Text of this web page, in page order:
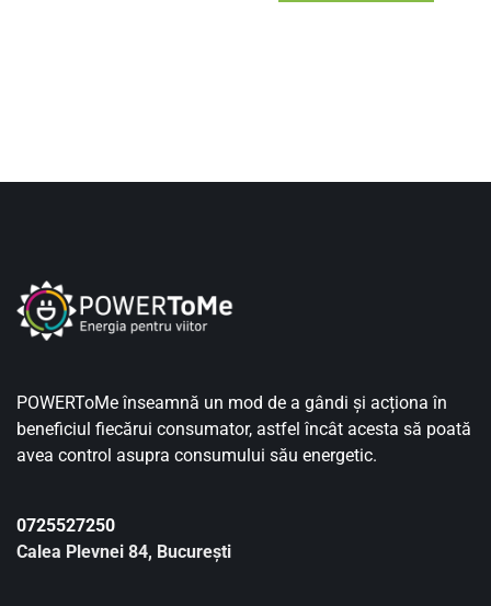
POWERToMe înseamnă un mod de a gândi și acționa în
beneficiul fiecărui consumator, astfel încât acesta să poată
avea control asupra consumului său energetic.
0725527250
Calea Plevnei 84, București